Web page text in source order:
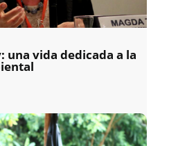
una vida dedicada a la